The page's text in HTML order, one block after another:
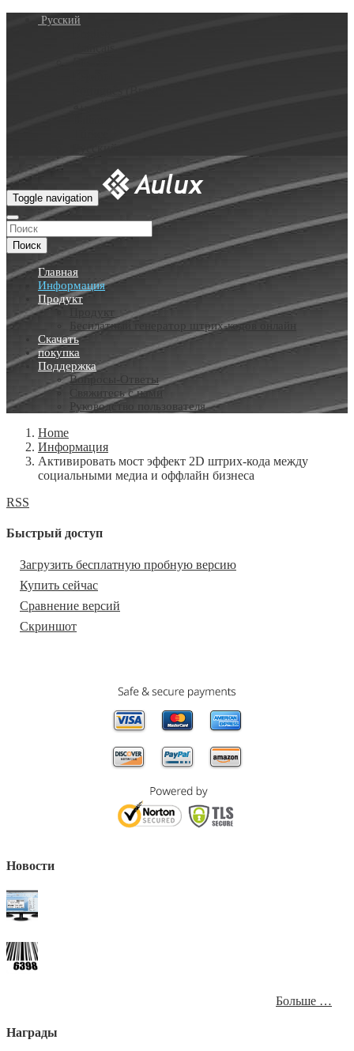
Русский
Toggle navigation
Поиск
Главная
Информация
Продукт
Бесплатный генератор штрих-кодов онлайн
Скачать
покупка
Поддержка
Вопросы-Ответы
Свяжитесь с нами
Руководство пользователя
Home
Информация
Активировать мост эффект 2D штрих-кода между
социальными медиа и оффлайн бизнеса
RSS
Быстрый доступ
Загрузить бесплатную пробную версию
Купить сейчас
Сравнение версий
Скриншот
Новости
Больше …
Награды